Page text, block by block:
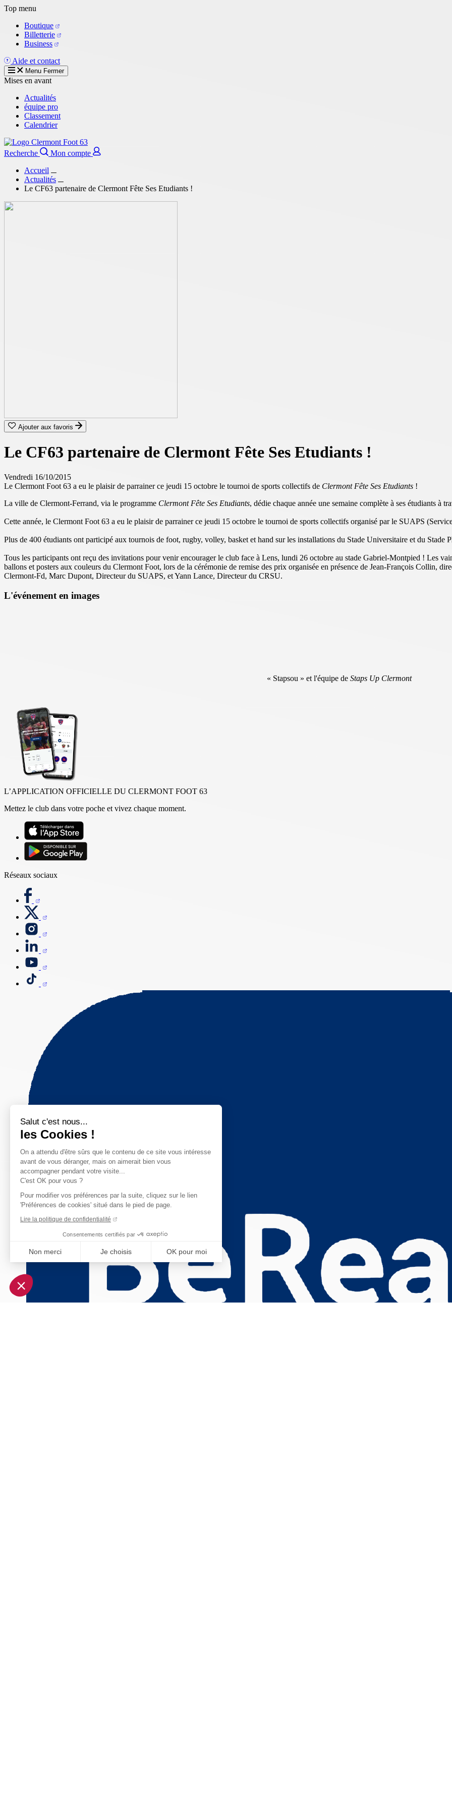
Salut c'est nous...
les Cookies !
On a attendu d'être sûrs que le contenu de ce site vous intéresse
avant de vous déranger, mais on aimerait bien vous
accompagner pendant votre visite...
C'est OK pour vous ?
Pour modifier vos préférences par la suite, cliquez sur le lien
'Préférences de cookies' situé dans le pied de page.
Lire la politique de confidentialité
Consentements certifiés par
Non merci Je choisis OK pour moi
Plateforme de Gestion du Consentement : Personnalisez vos Options
Notre plateforme vous permet d'adapter et de gérer vos paramètres de confidentialité, en garantissant la conformité avec
Aller
contenu
principal
Top menu
Boutique
Billetterie
Business
Aide et contact
Menu Fermer
Mises en avant
Actualités
équipe pro
Classement
Calendrier
Recherche
Mon compte
Accueil
Actualités
Le CF63 partenaire de Clermont Fête Ses Etudiants !
Ajouter aux favoris
Le CF63 partenaire de Clermont Fête Ses Etudiants !
Vendredi 16/10/2015
Le Clermont Foot 63 a eu le plaisir de parrainer ce jeudi 15 octobre le tournoi de sports collectifs de Clermont Fête Ses Etudiants !
La ville de Clermont-Ferrand, via le programme Clermont Fête Ses Etudiants, dédie chaque année une semaine complète à ses étudiants à
Cette année, le Clermont Foot 63 a eu le plaisir de parrainer ce jeudi 15 octobre le tournoi de sports collectifs organisé par le SUAPS
Plus de 400 étudiants ont participé aux tournois de foot, rugby, volley, basket et hand sur les installations du Stade Universitaire et du Stade
Tous les participants ont reçu des invitations pour venir encourager le club face à Lens, lundi 26 octobre au stade Gabriel-Montpied ! Les
ballons et posters aux couleurs du Clermont Foot, lors de la cérémonie de remise des prix organisée en présence de Jean-François Collin,
Clermont-Fd, Marc Dupont, Directeur du SUAPS, et Yann Lance, Directeur du CRSU.
L'événement en images
« Stapsou » et l'équipe de Staps Up Clermont
L’APPLICATION OFFICIELLE DU CLERMONT FOOT 63
Mettez le club dans votre poche et vivez chaque moment.
Réseaux sociaux